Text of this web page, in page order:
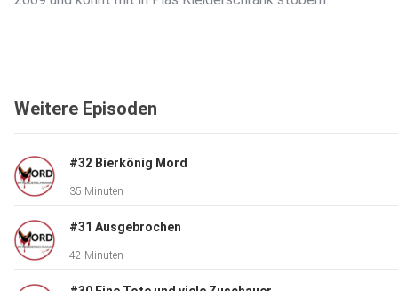
Landgericht Stuttgart - Urteil im Verfahren gegen den Vater
Amokläufers von Winnenden und Wendlingen (justiz-bw.de)
Weitere Episoden
#32 Bierkönig Mord
35 Minuten
#31 Ausgebrochen
42 Minuten